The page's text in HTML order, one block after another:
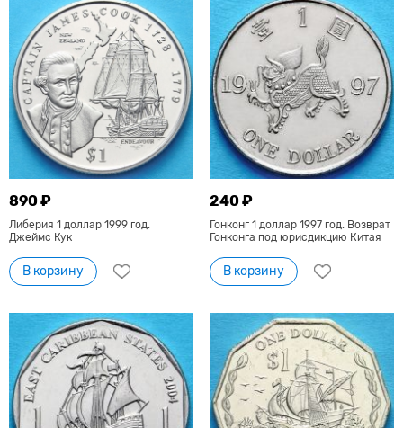
890 ₽
Либерия 1 доллар 1999 год.
Джеймс Кук
В корзину
240 ₽
Гонконг 1 доллар 1997 год. Возврат
Гонконга под юрисдикцию Китая
В корзину